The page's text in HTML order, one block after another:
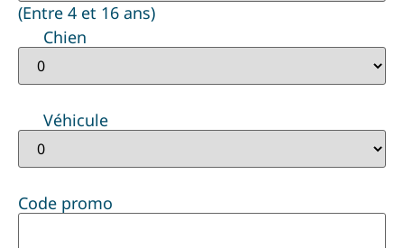
(Entre 4 et 16 ans)
Chien
Véhicule
Code promo